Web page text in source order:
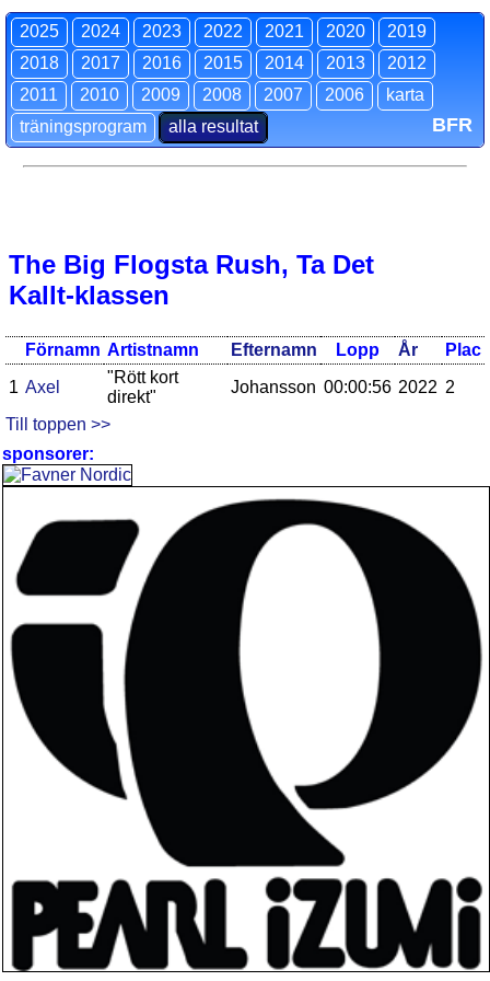
2025 2024 2023 2022 2021 2020
2019
2018
2017 2016 2015 2014 2013
2012
2011
2010 2009 2008 2007 2006
karta
träningsprogram
alla resultat BFR
The Big Flogsta Rush, Ta Det
Kallt-klassen
Förnamn Artistnamn Efternamn Lopp År
Plac
1 Axel
"Rött kort
direkt"
Johansson 00:00:56 2022 2
Till toppen >>
sponsorer: